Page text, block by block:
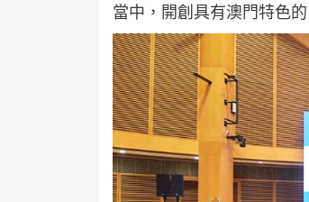
當中，開創具有澳門特色